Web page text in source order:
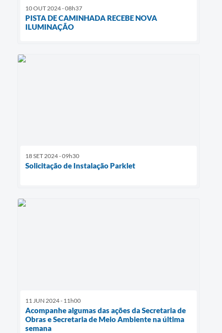
10 OUT 2024 - 08h37
PISTA DE CAMINHADA RECEBE NOVA
ILUMINAÇÃO
18 SET 2024 - 09h30
Solicitação de Instalação Parklet
11 JUN 2024 - 11h00
Acompanhe algumas das ações da Secretaria de
Obras e Secretaria de Meio Ambiente na última
semana